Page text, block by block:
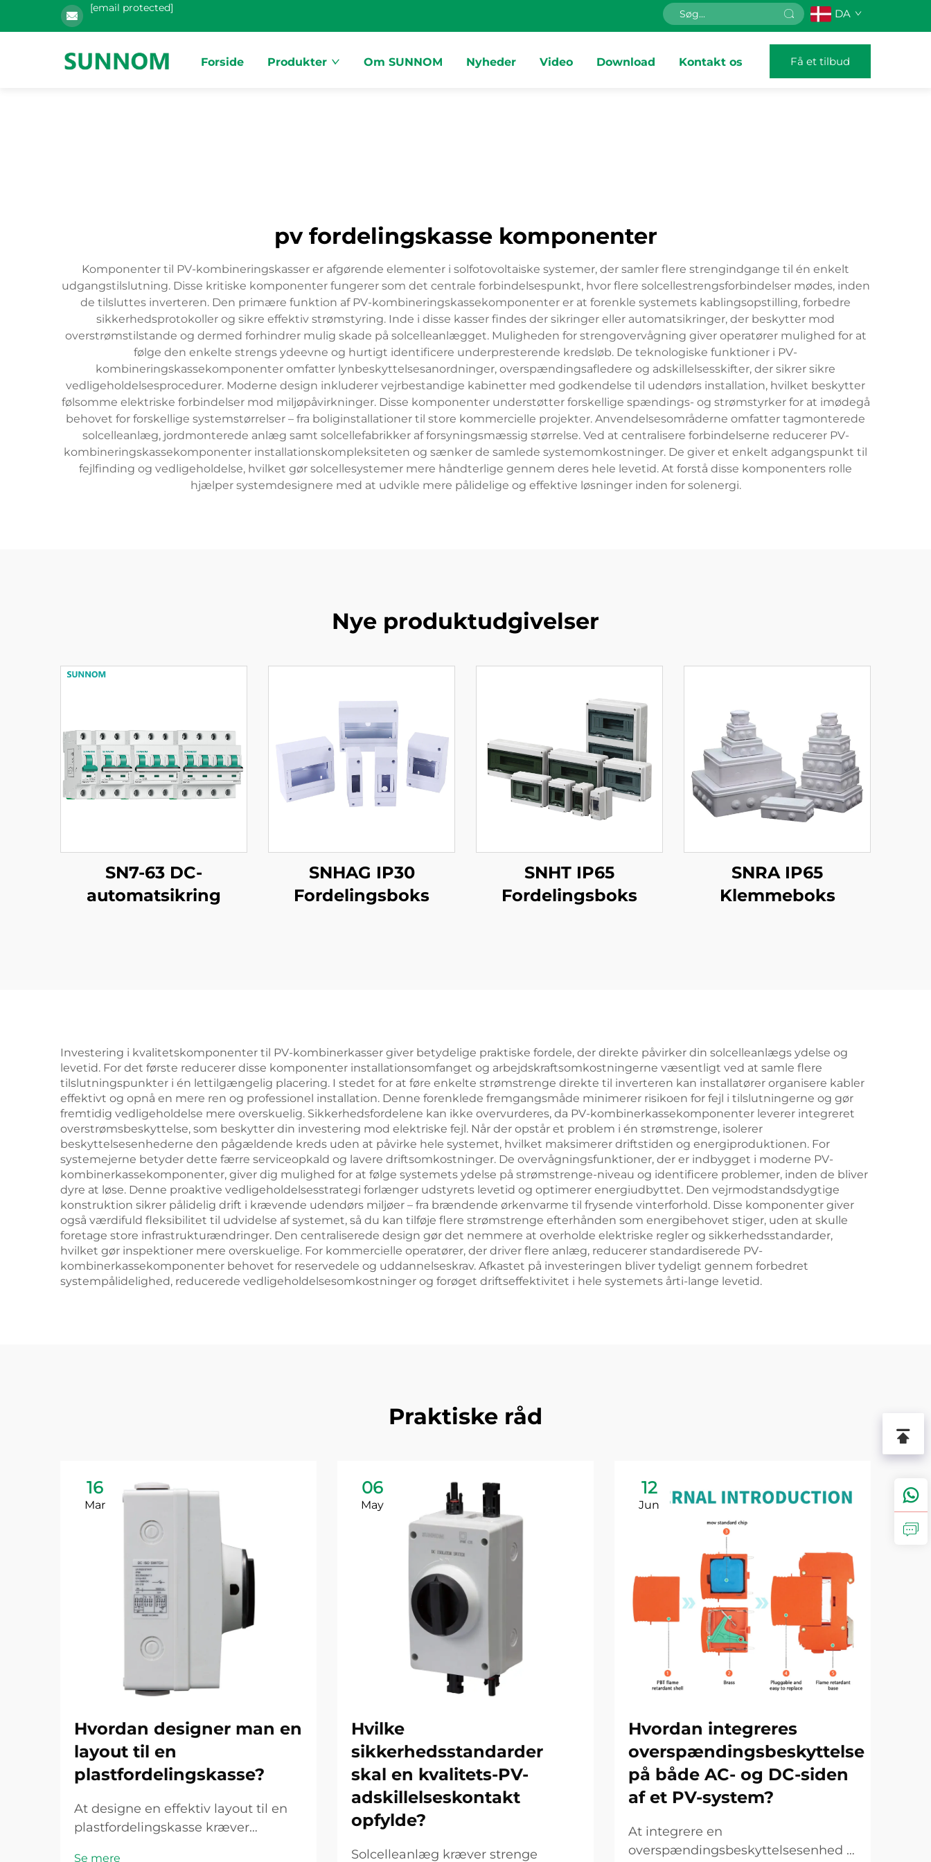
[email protected] DA
Forside Produkter Om SUNNOM Nyheder Video Download Kontakt os Få et tilbud
pv fordelingskasse komponenter
Komponenter til PV-kombineringskasser er afgørende elementer i solfotovoltaiske systemer, der samler flere strengindgange til én enkelt
udgangstilslutning. Disse kritiske komponenter fungerer som det centrale forbindelsespunkt, hvor flere solcellestrengsforbindelser mødes, inden
de tilsluttes inverteren. Den primære funktion af PV-kombineringskassekomponenter er at forenkle systemets kablingsopstilling, forbedre
sikkerhedsprotokoller og sikre effektiv strømstyring. Inde i disse kasser findes der sikringer eller automatsikringer, der beskytter mod
overstrømstilstande og dermed forhindrer mulig skade på solcelleanlægget. Muligheden for strengovervågning giver operatører mulighed for at
følge den enkelte strengs ydeevne og hurtigt identificere underpresterende kredsløb. De teknologiske funktioner i PV-
kombineringskassekomponenter omfatter lynbeskyttelsesanordninger, overspændingsafledere og adskillelsesskifter, der sikrer sikre
vedligeholdelsesprocedurer. Moderne design inkluderer vejrbestandige kabinetter med godkendelse til udendørs installation, hvilket beskytter
følsomme elektriske forbindelser mod miljøpåvirkninger. Disse komponenter understøtter forskellige spændings- og strømstyrker for at imødegå
behovet for forskellige systemstørrelser – fra boliginstallationer til store kommercielle projekter. Anvendelsesområderne omfatter tagmonterede
solcelleanlæg, jordmonterede anlæg samt solcellefabrikker af forsyningsmæssig størrelse. Ved at centralisere forbindelserne reducerer PV-
kombineringskassekomponenter installationskompleksiteten og sænker de samlede systemomkostninger. De giver et enkelt adgangspunkt til
fejlfinding og vedligeholdelse, hvilket gør solcellesystemer mere håndterlige gennem deres hele levetid. At forstå disse komponenters rolle
hjælper systemdesignere med at udvikle mere pålidelige og effektive løsninger inden for solenergi.
Nye produktudgivelser
SN7-63 DC-
automatsikring
SNHAG IP30
Fordelingsboks
SNHT IP65
Fordelingsboks
SNRA IP65
Klemmeboks
Investering i kvalitetskomponenter til PV-kombinerkasser giver betydelige praktiske fordele, der direkte påvirker din solcelleanlægs ydelse og
levetid. For det første reducerer disse komponenter installationsomfanget og arbejdskraftsomkostningerne væsentligt ved at samle flere
tilslutningspunkter i én lettilgængelig placering. I stedet for at føre enkelte strømstrenge direkte til inverteren kan installatører organisere kabler
effektivt og opnå en mere ren og professionel installation. Denne forenklede fremgangsmåde minimerer risikoen for fejl i tilslutningerne og gør
fremtidig vedligeholdelse mere overskuelig. Sikkerhedsfordelene kan ikke overvurderes, da PV-kombinerkassekomponenter leverer integreret
overstrømsbeskyttelse, som beskytter din investering mod elektriske fejl. Når der opstår et problem i én strømstrenge, isolerer
beskyttelsesenhederne den pågældende kreds uden at påvirke hele systemet, hvilket maksimerer driftstiden og energiproduktionen. For
systemejerne betyder dette færre serviceopkald og lavere driftsomkostninger. De overvågningsfunktioner, der er indbygget i moderne PV-
kombinerkassekomponenter, giver dig mulighed for at følge systemets ydelse på strømstrenge-niveau og identificere problemer, inden de bliver
dyre at løse. Denne proaktive vedligeholdelsesstrategi forlænger udstyrets levetid og optimerer energiudbyttet. Den vejrmodstandsdygtige
konstruktion sikrer pålidelig drift i krævende udendørs miljøer – fra brændende ørkenvarme til frysende vinterforhold. Disse komponenter giver
også værdifuld fleksibilitet til udvidelse af systemet, så du kan tilføje flere strømstrenge efterhånden som energibehovet stiger, uden at skulle
foretage store infrastrukturændringer. Den centraliserede design gør det nemmere at overholde elektriske regler og sikkerhedsstandarder,
hvilket gør inspektioner mere overskuelige. For kommercielle operatører, der driver flere anlæg, reducerer standardiserede PV-
kombinerkassekomponenter behovet for reservedele og uddannelseskrav. Afkastet på investeringen bliver tydeligt gennem forbedret
systempålidelighed, reducerede vedligeholdelsesomkostninger og forøget driftseffektivitet i hele systemets årti-lange levetid.
Praktiske råd
16
Mar
Hvordan designer man en
layout til en
plastfordelingskasse?
At designe en effektiv layout til en
plastfordelingskasse kræver
Se mere
06
May
Hvilke
sikkerhedsstandarder
skal en kvalitets-PV-
adskillelseskontakt
opfylde?
Solcelleanlæg kræver strenge
12
Jun
Hvordan integreres
overspændingsbeskyttelse
på både AC- og DC-siden
af et PV-system?
At integrere en
overspændingsbeskyttelsesenhed i